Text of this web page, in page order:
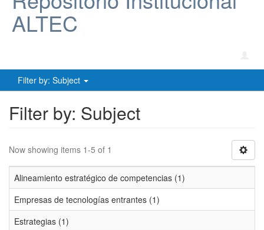
ALTEC
Filter by: Subject
Filter by: Subject
Now showing items 1-5 of 1
Alineamiento estratégico de competencias (1)
Empresas de tecnologías entrantes (1)
Estrategias (1)